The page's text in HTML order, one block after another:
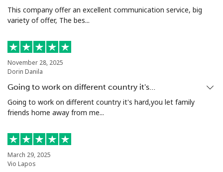
This company offer an excellent communication service, big
variety of offer, The bes...
November 28, 2025
Dorin Danila
Going to work on different country it's…
Going to work on different country it's hard,you let family
friends home away from me...
March 29, 2025
Vio Lapos